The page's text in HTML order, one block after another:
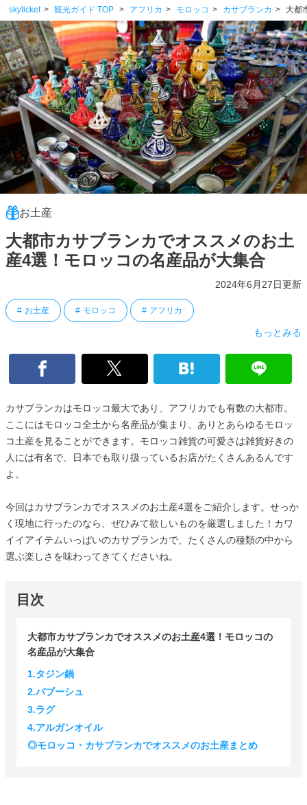
skyticket 観光ガイド TOP アフリカ モロッコ カサブランカ 大都
お土産
大都市カサブランカでオススメのお土
産4選！モロッコの名産品が大集合
2024年6月27日更新
お土産 モロッコ アフリカ
もっとみる
カサブランカはモロッコ最大であり、アフリカでも有数の大都市。
ここにはモロッコ全土から名産品が集まり、ありとあらゆるモロッ
コ土産を見ることができます。モロッコ雑貨の可愛さは雑貨好きの
人には有名で、日本でも取り扱っているお店がたくさんあるんです
よ。
今回はカサブランカでオススメのお土産4選をご紹介します。せっか
く現地に行ったのなら、ぜひみて欲しいものを厳選しました！カワ
イイアイテムいっぱいのカサブランカで、たくさんの種類の中から
選ぶ楽しさを味わってきてくださいね。
目次
大都市カサブランカでオススメのお土産4選！モロッコの
名産品が大集合
1.タジン鍋
2.バブーシュ
3.ラグ
4.アルガンオイル
◎モロッコ・カサブランカでオススメのお土産まとめ